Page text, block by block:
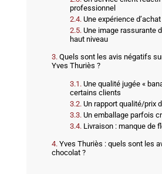
professionnel
Une expérience
Une image rassurante
haut niveau
Quels sont les avis négatifs
Yves Thuriès ?
Une qualité jugée «
certains clients
Un rapport qualité/prix
Un emballage parfois
Livraison : manque de
Yves Thuriès : quels sont les
chocolat ?